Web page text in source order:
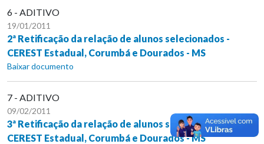
6 - ADITIVO
19/01/2011
2ª Retificação da relação de alunos selecionados -
CEREST Estadual, Corumbá e Dourados - MS
Baixar documento
7 - ADITIVO
09/02/2011
3ª Retificação da relação de alunos selecionados -
CEREST Estadual, Corumbá e Dourados - MS